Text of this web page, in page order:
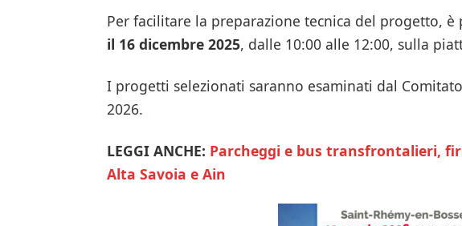
Per facilitare la preparazione tecnica del progetto, è
il 16 dicembre 2025, dalle 10:00 alle 12:00, sulla
I progetti selezionati saranno esaminati dal
2026.
LEGGI ANCHE: Parcheggi e bus transfrontalieri,
Alta Savoia e Ain